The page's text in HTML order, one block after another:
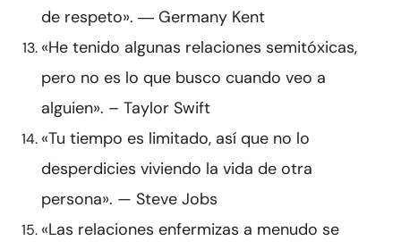
de respeto». ― Germany Kent
«He tenido algunas relaciones semitóxicas,
pero no es lo que busco cuando veo a
alguien». – Taylor Swift
«Tu tiempo es limitado, así que no lo
desperdicies viviendo la vida de otra
persona». — Steve Jobs
«Las relaciones enfermizas a menudo se